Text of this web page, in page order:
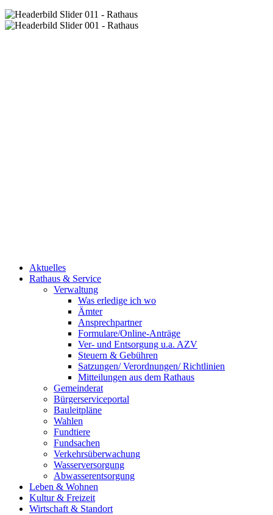
Aktuelles
Rathaus & Service
Verwaltung
Was erledige ich wo
Ämter
Ansprechpartner
Formulare/Online-Anträge
Ver- und Entsorgung u.a. AZV
Steuern & Gebühren
Satzungen/ Verordnungen/ Richtlinien
Mitteilungen aus dem Rathaus
Gemeinderat
Bürgerserviceportal
Bauleitpläne
Wahlen
Fundtiere
Fundsachen
Verkehrsüberwachung
Wasserversorgung
Abwasserentsorgung
Leben & Wohnen
Kultur & Freizeit
Wirtschaft & Standort